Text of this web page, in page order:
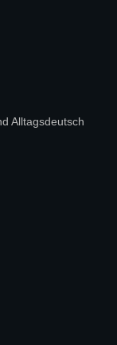
Alltagsdeutsch